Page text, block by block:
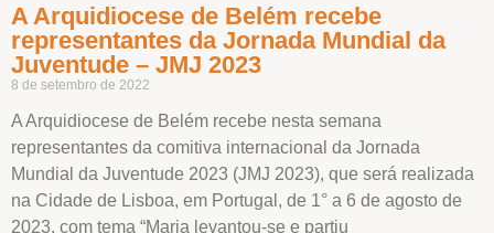
A Arquidiocese de Belém recebe
representantes da Jornada Mundial da
Juventude – JMJ 2023
8 de setembro de 2022
A Arquidiocese de Belém recebe nesta semana
representantes da comitiva internacional da Jornada
Mundial da Juventude 2023 (JMJ 2023), que será realizada
na Cidade de Lisboa, em Portugal, de 1° a 6 de agosto de
2023, com tema “Maria levantou-se e partiu